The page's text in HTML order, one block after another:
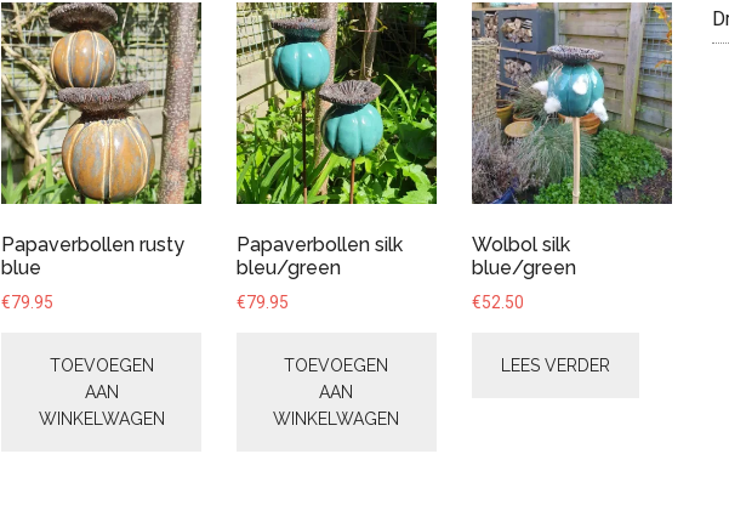
Papaverbollen rusty
blue
€79.95
TOEVOEGEN
AAN
WINKELWAGEN
Papaverbollen silk
bleu/green
€79.95
TOEVOEGEN
AAN
WINKELWAGEN
Wolbol silk
blue/green
€52.50
LEES VERDER